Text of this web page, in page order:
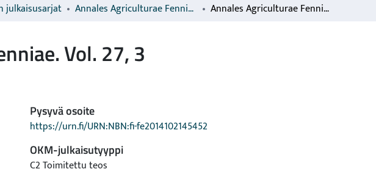
julkaisusarjat Annales Agriculturae Fenniae Annales Agriculturae Fenniae. Vol. 27, 3
Vol. 27, 3
Pysyvä osoite
https://urn.fi/URN:NBN:fi-fe2014102145452
OKM-julkaisutyyppi
C2 Toimitettu teos